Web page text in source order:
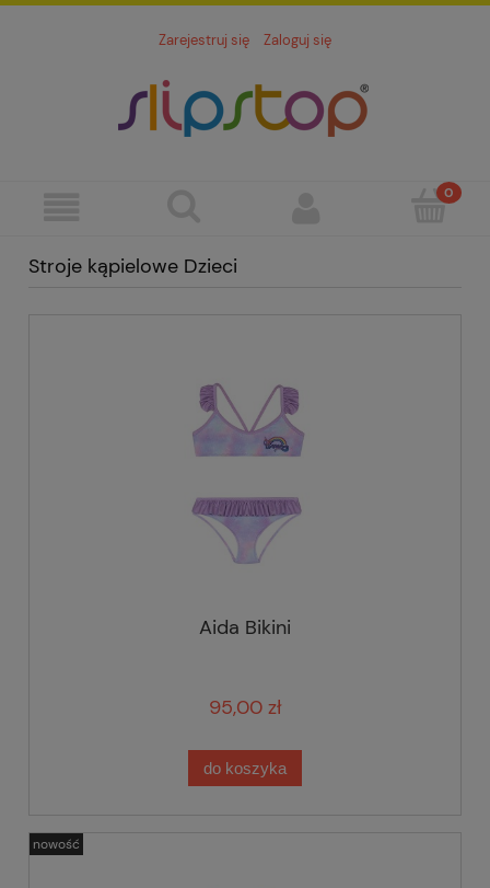
Zarejestruj się Zaloguj się
Stroje kąpielowe Dzieci
Aida Bikini
95,00 zł
do koszyka
nowość